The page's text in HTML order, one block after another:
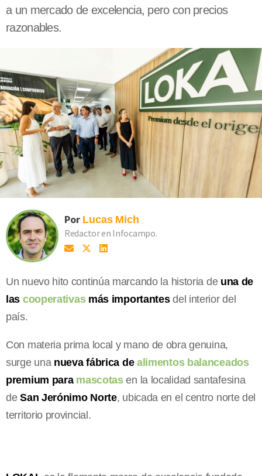
a un mercado de excelencia, pero con precios
razonables.
Por Lucas Mich
Redactor en Infocampo.
Un nuevo hito continúa marcando la historia de una de
las cooperativas más importantesdel interior del
país.
Con materia prima local y mano de obra genuina,
surge una nueva fábrica de alimentos balanceados
premium para mascotasen la localidad santafesina
deSan Jerónimo Norte, ubicada en el centro norte del
territorio provincial.